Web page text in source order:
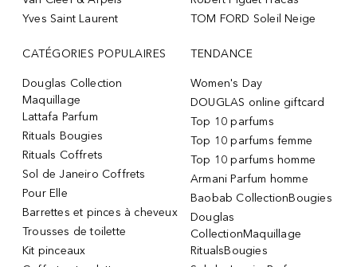
Yves Saint Laurent
TOM FORD Soleil Neige
CATÉGORIES POPULAIRES
Douglas Collection
Maquillage
Lattafa Parfum
Rituals Bougies
Rituals Coffrets
Sol de Janeiro Coffrets
Pour Elle
Barrettes et pinces à cheveux
Trousses de toilette
Kit pinceaux
TENDANCE
Women's Day
DOUGLAS online giftcard
Top 10 parfums
Top 10 parfums femme
Top 10 parfums homme
Armani Parfum homme
Baobab CollectionBougies
Douglas
CollectionMaquillage
RitualsBougies